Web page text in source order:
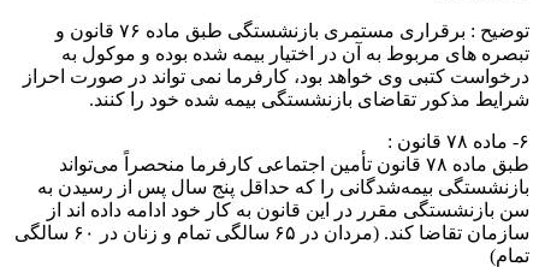
توضیح : برقراری مستمری بازنشستگی طبق ماده ۷۶ قانون و
تبصره های مربوط به آن در اختیار بیمه شده بوده و موکول به
درخواست کتبی وی خواهد بود، کارفرما نمی تواند در صورت احراز
شرایط مذکور تقاضای بازنشستگی بیمه شده خود را کنند.
۶- ماده ۷۸ قانون :
طبق ماده ۷۸ قانون تأمین اجتماعی کارفرما منحصراً می‌تواند
بازنشستگی بیمه‌شدگانی را که حداقل پنج سال پس از رسیدن به
سن بازنشستگی مقرر در این قانون به کار خود ادامه داده اند از
سازمان تقاضا کند. (مردان در ۶۵ سالگی تمام و زنان در ۶۰ سالگی
تمام)